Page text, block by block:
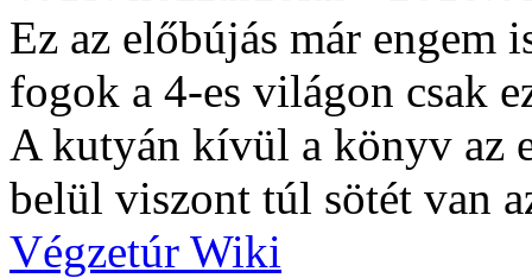
Ez az előbújás már engem
fogok a 4-es világon csak
A kutyán kívül a könyv az
belül viszont túl sötét van
Végzetúr Wiki